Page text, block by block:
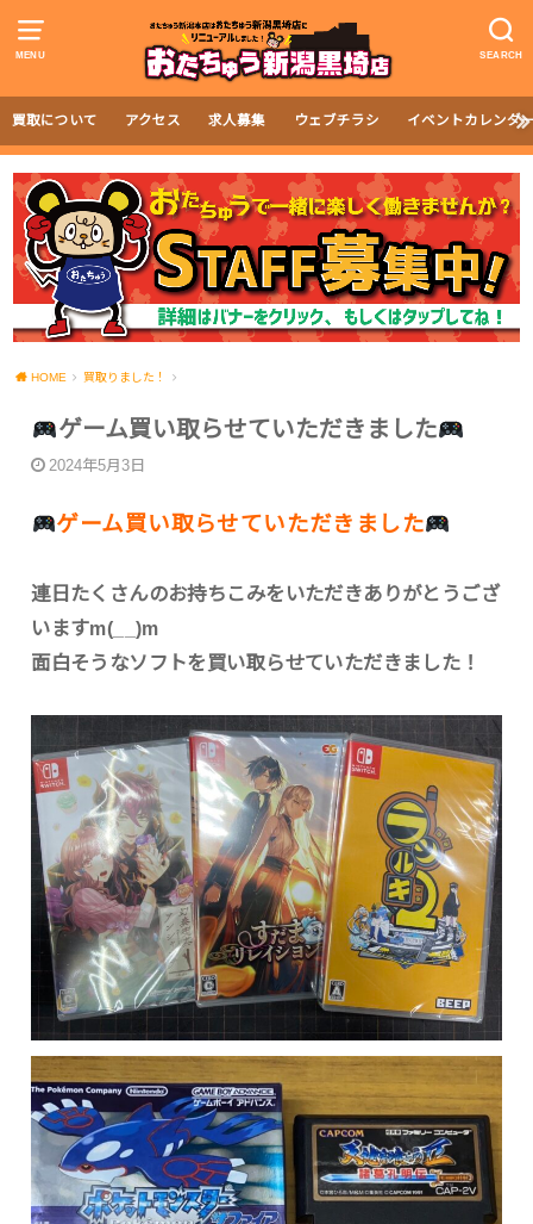
MENU SEARCH
買取について アクセス 求人募集 ウェブチラシ イベントカレンダ
HOME 買取りました！
ゲーム買い取らせていただきました
2024年5月3日
ゲーム買い取らせていただきました
連日たくさんのお持ちこみをいただきありがとうござ
いますm(__)m
面白そうなソフトを買い取らせていただきました！